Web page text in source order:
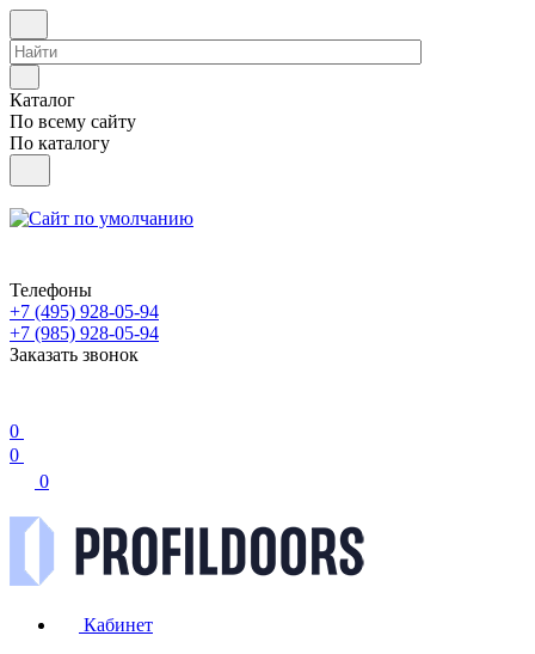
Каталог
По всему сайту
По каталогу
Телефоны
+7 (495) 928-05-94
+7 (985) 928-05-94
Заказать звонок
0
0
0
Кабинет